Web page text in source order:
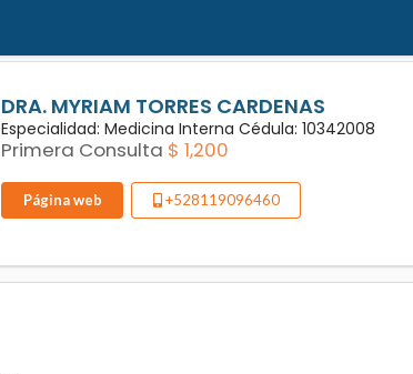
DRA. MYRIAM TORRES CARDENAS
Especialidad: Medicina Interna Cédula: 10342008
Primera Consulta $ 1,200
Página web +528119096460